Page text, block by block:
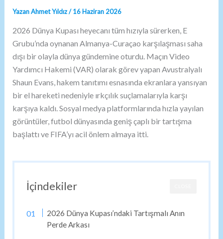
Yazan Ahmet Yıldız/16 Haziran 2026
2026 Dünya Kupası heyecanı tüm hızıyla sürerken, E
Grubu’nda oynanan Almanya-Curaçao karşılaşması saha
dışı bir olayla dünya gündemine oturdu. Maçın Video
Yardımcı Hakemi (VAR) olarak görev yapan Avustralyalı
Shaun Evans, hakem tanıtımı esnasında ekranlara yansıyan
bir el hareketi nedeniyle ırkçılık suçlamalarıyla karşı
karşıya kaldı. Sosyal medya platformlarında hızla yayılan
görüntüler, futbol dünyasında geniş çaplı bir tartışma
başlattı ve FIFA’yı acil önlem almaya itti.
İçindekiler
2026 Dünya Kupası’ndaki Tartışmalı Anın
Perde Arkası